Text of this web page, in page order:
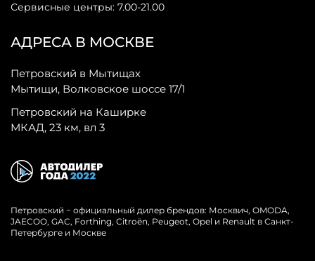
АДРЕСА В МОСКВЕ
Петровский в Мытищах
Мытищи, Волковское шоссе 17/1
Петровский на Каширке
МКАД, 23 км, вл 3
Сервисные центры: 7.00-21.00
Петровский − официальный дилер брендов: Москвич, OMODA,
JAECOO, GAC, Forthing, Citroёn, Peugeot, Opel и Renault в Санкт-
Петербурге и Москве